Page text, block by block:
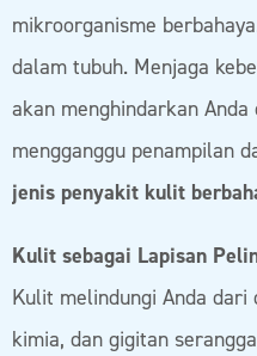
mikroorganisme
dalam tubuh. Menjaga
akan menghindarkan
mengganggu penampilan
jenis penyakit kulit
Kulit sebagai Lapisan
Kulit melindungi Anda dari
kimia, dan gigitan